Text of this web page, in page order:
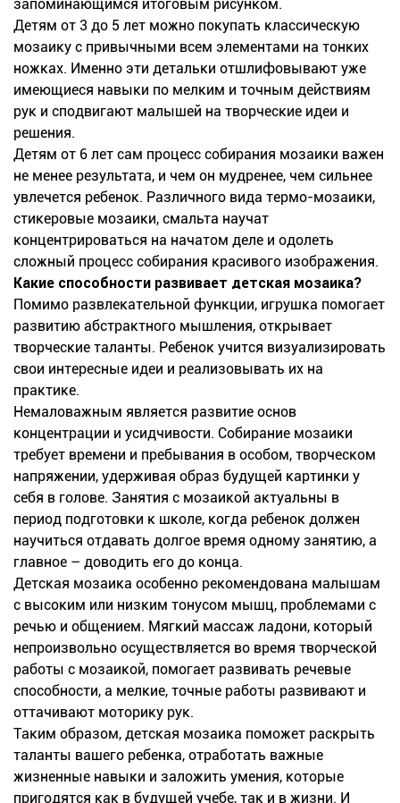
запоминающимся итоговым рисунком.
Детям от 3 до 5 лет можно покупать классическую
мозаику с привычными всем элементами на тонких
ножках. Именно эти детальки отшлифовывают уже
имеющиеся навыки по мелким и точным действиям
рук и сподвигают малышей на творческие идеи и
решения.
Детям от 6 лет сам процесс собирания мозаики важен
не менее результата, и чем он мудренее, чем сильнее
увлечется ребенок. Различного вида термо-мозаики,
стикеровые мозаики, смальта научат
концентрироваться на начатом деле и одолеть
сложный процесс собирания красивого изображения.
Какие способности развивает детская мозаика?
Помимо развлекательной функции, игрушка помогает
развитию абстрактного мышления, открывает
творческие таланты. Ребенок учится визуализировать
свои интересные идеи и реализовывать их на
практике.
Немаловажным является развитие основ
концентрации и усидчивости. Собирание мозаики
требует времени и пребывания в особом, творческом
напряжении, удерживая образ будущей картинки у
себя в голове. Занятия с мозаикой актуальны в
период подготовки к школе, когда ребенок должен
научиться отдавать долгое время одному занятию, а
главное – доводить его до конца.
Детская мозаика особенно рекомендована малышам
с высоким или низким тонусом мышц, проблемами с
речью и общением. Мягкий массаж ладони, который
непроизвольно осуществляется во время творческой
работы с мозаикой, помогает развивать речевые
способности, а мелкие, точные работы развивают и
оттачивают моторику рук.
Таким образом, детская мозаика поможет раскрыть
таланты вашего ребенка, отработать важные
жизненные навыки и заложить умения, которые
пригодятся как в будущей учебе, так и в жизни. И